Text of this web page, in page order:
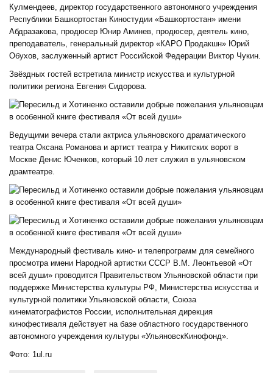
Кулмендеев, директор государственного автономного учреждения
Республики Башкортостан Киностудии «Башкортостан» имени
Абдразакова, продюсер Юнир Аминев, продюсер, деятель кино,
преподаватель, генеральный директор «КАРО Продакшн» Юрий
Обухов, заслуженный артист Российской Федерации Виктор Чукин.
Звёздных гостей встретила министр искусства и культурной
политики региона Евгения Сидорова.
Ведущими вечера стали актриса ульяновского драматического
театра Оксана Романова и артист театра у Никитских ворот в
Москве Денис Юченков, который 10 лет служил в ульяновском
драмтеатре.
Международный фестиваль кино- и телепрограмм для семейного
просмотра имени Народной артистки СССР В.М. Леонтьевой «От
всей души» проводится Правительством Ульяновской области при
поддержке Министерства культуры РФ, Министерства искусства и
культурной политики Ульяновской области, Союза
кинематографистов России, исполнительная дирекция
кинофестиваля действует на базе областного государственного
автономного учреждения культуры «УльяновскКинофонд».
Фото: 1ul.ru